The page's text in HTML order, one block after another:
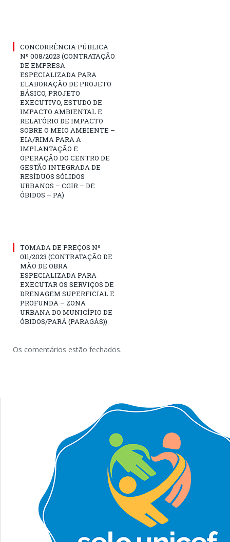
CONCORRÊNCIA PÚBLICA
Nº 008/2023 (CONTRATAÇÃO
DE EMPRESA
ESPECIALIZADA PARA
ELABORAÇÃO DE PROJETO
BÁSICO, PROJETO
EXECUTIVO, ESTUDO DE
IMPACTO AMBIENTAL E
RELATÓRIO DE IMPACTO
SOBRE O MEIO AMBIENTE –
EIA/RIMA PARA A
IMPLANTAÇÃO E
OPERAÇÃO DO CENTRO DE
GESTÃO INTEGRADA DE
RESÍDUOS SÓLIDOS
URBANOS – CGIR – DE
ÓBIDOS – PA)
TOMADA DE PREÇOS Nº
011/2023 (CONTRATAÇÃO DE
MÃO DE OBRA
ESPECIALIZADA PARA
EXECUTAR OS SERVIÇOS DE
DRENAGEM SUPERFICIAL E
PROFUNDA – ZONA
URBANA DO MUNICÍPIO DE
ÓBIDOS/PARÁ (PARAGÁS))
Os comentários estão fechados.